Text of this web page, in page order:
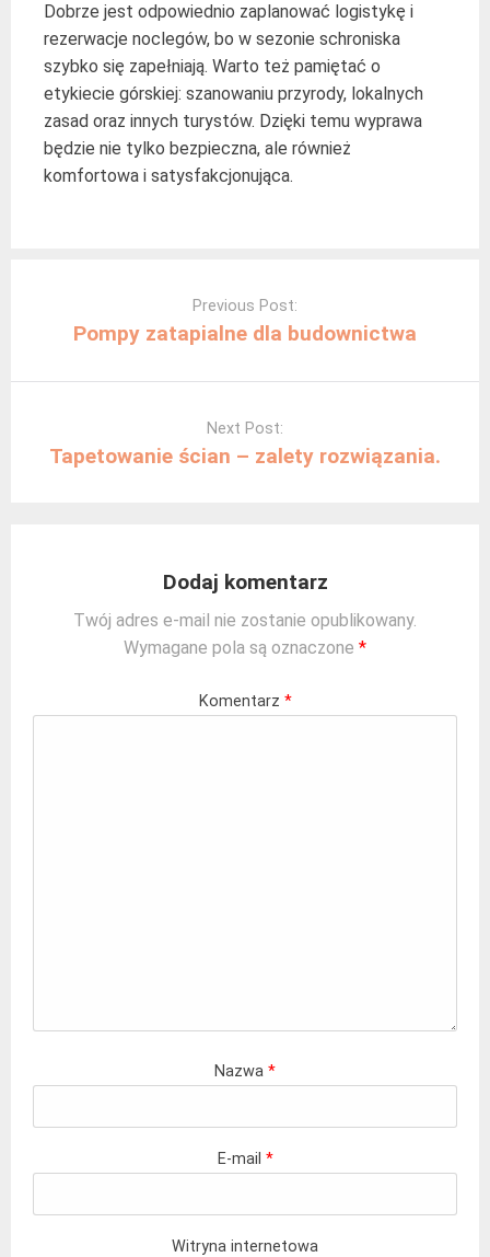
Dobrze jest odpowiednio zaplanować logistykę i
rezerwacje noclegów, bo w sezonie schroniska
szybko się zapełniają. Warto też pamiętać o
etykiecie górskiej: szanowaniu przyrody, lokalnych
zasad oraz innych turystów. Dzięki temu wyprawa
będzie nie tylko bezpieczna, ale również
komfortowa i satysfakcjonująca.
Previous Post:
Pompy zatapialne dla budownictwa
Next Post:
Tapetowanie ścian – zalety rozwiązania.
Dodaj komentarz
Twój adres e-mail nie zostanie opublikowany.
Wymagane pola są oznaczone *
Komentarz *
Nazwa *
E-mail *
Witryna internetowa